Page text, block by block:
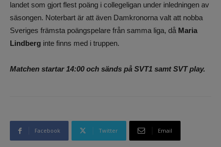
landet som gjort flest poäng i collegeligan under inledningen av
säsongen. Noterbart är att även Damkronorna valt att nobba
Sveriges främsta poängspelare från samma liga, då Maria
Lindberg inte finns med i truppen.
Matchen startar 14:00 och sänds på SVT1 samt SVT play.
Facebook Twitter Email